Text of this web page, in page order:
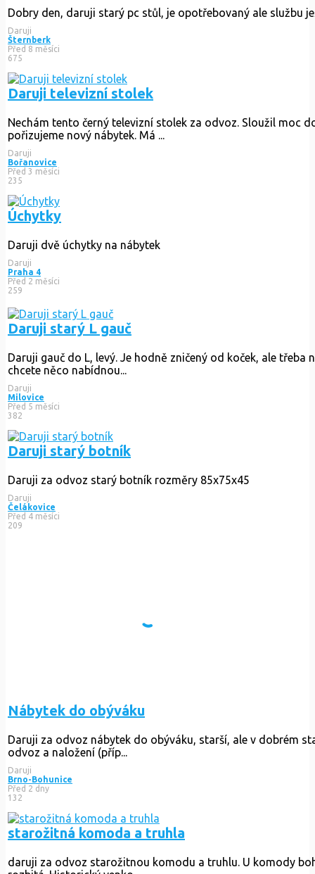
675
Daruji televizní stolek
Nechám tento černý televizní stolek za odvoz. Sloužil moc
Daruji
Bořanovice
235
Úchytky
Daruji dvě úchytky na nábytek
Daruji
Praha 4
Před 2 měsíci
Daruji starý L gauč
Daruji gauč do L, levý. Je hodně zničený od koček, ale třeba
Daruji
Milovice
Před 5 měsíci
Daruji starý botník
Daruji za odvoz starý botník rozměry 85x75x45
Daruji
Čelákovice
Před 4 měsíci
209